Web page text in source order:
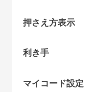
押さえ方表示
利き手
マイコード設定